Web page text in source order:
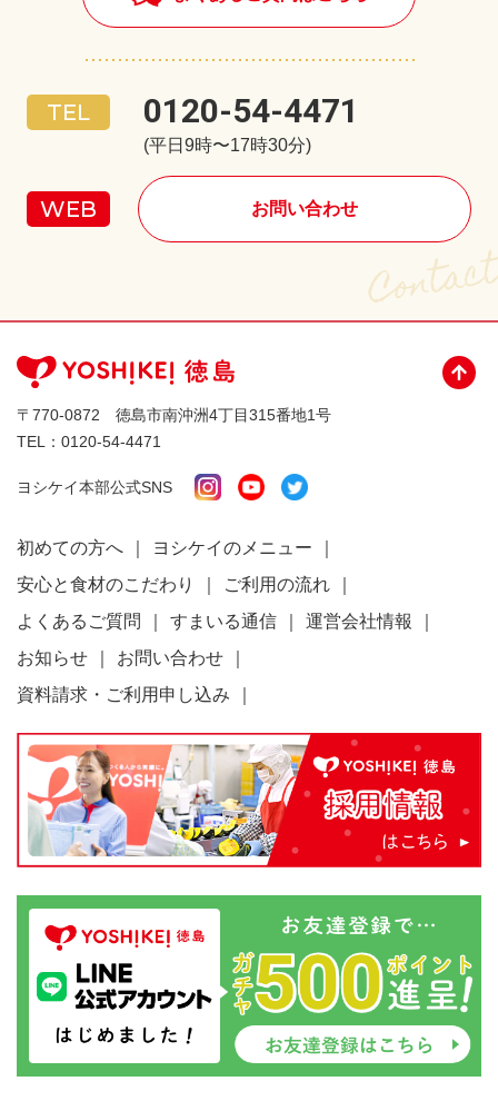
0120-54-4471
(平日9時〜17時30分)
お問い合わせ
〒770-0872 徳島市南沖洲4丁目315番地1号
TEL： 0120-54-4471
ヨシケイ本部公式SNS
初めての方へ
ヨシケイのメニュー
安心と食材のこだわり
ご利用の流れ
よくあるご質問
すまいる通信
運営会社情報
お知らせ
お問い合わせ
資料請求・ご利用申し込み